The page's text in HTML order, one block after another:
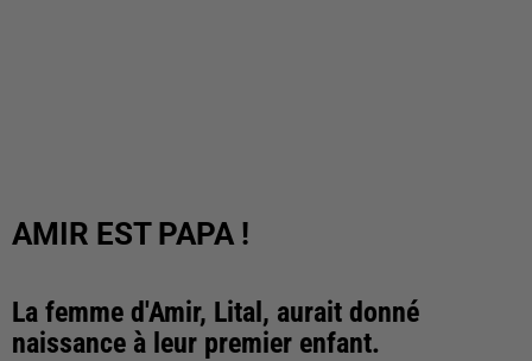
AMIR EST PAPA !
La femme d'Amir, Lital, aurait donné
naissance à leur premier enfant.